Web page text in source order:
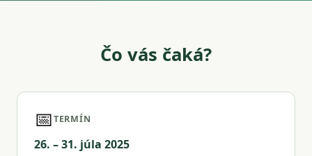
Čo vás čaká?
📅TERMÍN
26. – 31. júla 2025